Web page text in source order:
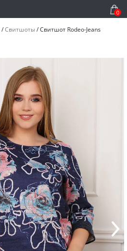
0
/Свитшоты/Свитшот Rodeo-Jeans